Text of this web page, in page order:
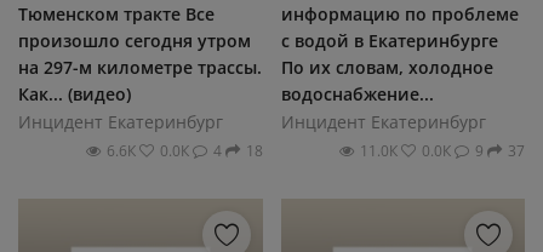
Тюменском тракте Все
произошло сегодня утром
на 297-м километре трассы.
Как... (видео)
Инцидент Екатеринбург
6.6К 0.0К 4 18
информацию по проблеме
с водой в Екатеринбурге
По их словам, холодное
водоснабжение...
Инцидент Екатеринбург
11.0К 0.0К 9 37